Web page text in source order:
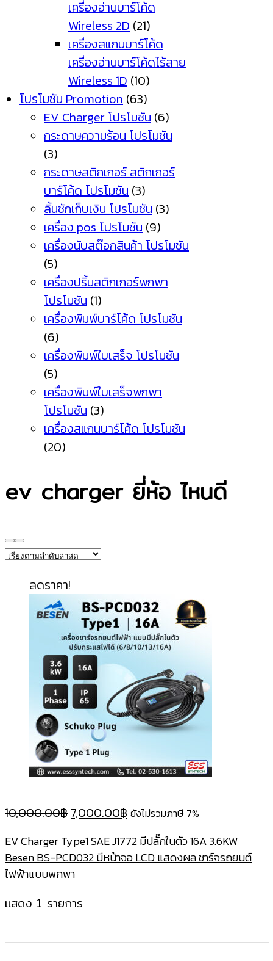
เครื่องอ่านบาร์โค้ด
Wireless 2D (21)
เครื่องสแกนบาร์โค้ด
เครื่องอ่านบาร์โค้ดไร้สาย
Wireless 1D (10)
โปรโมชัน Promotion (63)
EV Charger โปรโมชัน (6)
กระดาษความร้อน โปรโมชัน
(3)
กระดาษสติกเกอร์ สติกเกอร์
บาร์โค้ด โปรโมชัน (3)
ลิ้นชักเก็บเงิน โปรโมชัน (3)
เครื่อง pos โปรโมชัน (9)
เครื่องนับสต๊อกสินค้า โปรโมชัน
(5)
เครื่องปริ้นสติกเกอร์พกพา
โปรโมชัน (1)
เครื่องพิมพ์บาร์โค้ด โปรโมชัน
(6)
เครื่องพิมพ์ใบเสร็จ โปรโมชัน
(5)
เครื่องพิมพ์ใบเสร็จพกพา
โปรโมชัน (3)
เครื่องสแกนบาร์โค้ด โปรโมชัน
(20)
ev charger ยี่ห้อ ไหนดี
ลดราคา!
10,000.00฿ Original
was:
10,000.00฿.
7,000.00฿Current
is:
7,000.00฿.
ยังไม่รวมภาษี 7%
EV Charger Type1 SAE J1772 มีปลั๊กในตัว 16A 3.6KW
Besen BS-PCD032 มีหน้าจอ LCD แสดงผล ชาร์จรถยนต์
ไฟฟ้าแบบพกพา
แสดง 1 รายการ